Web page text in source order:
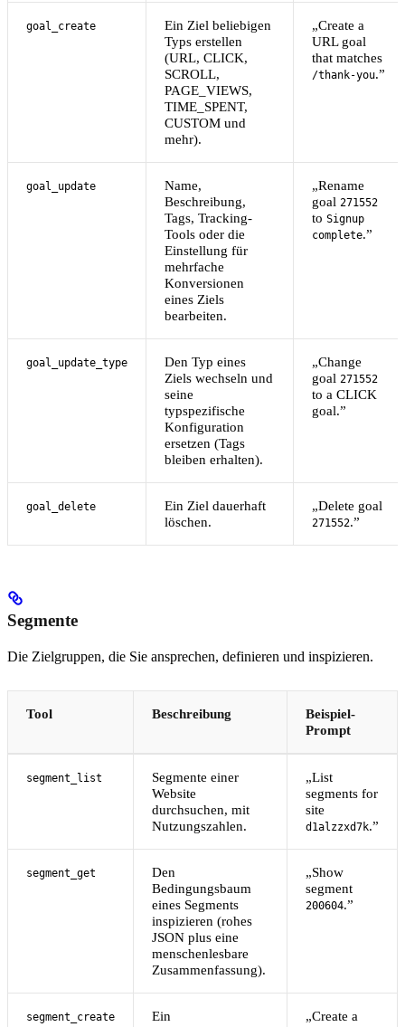
goal_create
Ein Ziel beliebigen
Typs erstellen
(URL, CLICK,
SCROLL,
PAGE_VIEWS,
TIME_SPENT,
CUSTOM und
mehr).
„Create a
URL goal
that matches
/thank-you.”
goal_update
Name,
Beschreibung,
Tags, Tracking-
Tools oder die
Einstellung für
mehrfache
Konversionen
eines Ziels
bearbeiten.
„Rename
goal 271552
to Signup
complete.”
goal_update_type
Den Typ eines
Ziels wechseln und
seine
typspezifische
Konfiguration
ersetzen (Tags
bleiben erhalten).
„Change
goal 271552
to a CLICK
goal.”
goal_delete
Ein Ziel dauerhaft
löschen.
„Delete goal
271552.”
Segmente
Die Zielgruppen, die Sie ansprechen, definieren und inspizieren.
Tool Beschreibung
Beispiel-
Prompt
segment_list
Segmente einer
Website
durchsuchen, mit
Nutzungszahlen.
„List
segments for
site
d1alzzxd7k.”
segment_get
Den
Bedingungsbaum
eines Segments
inspizieren (rohes
JSON plus eine
menschenlesbare
Zusammenfassung).
„Show
segment
200604.”
segment_create
Ein
„Create a